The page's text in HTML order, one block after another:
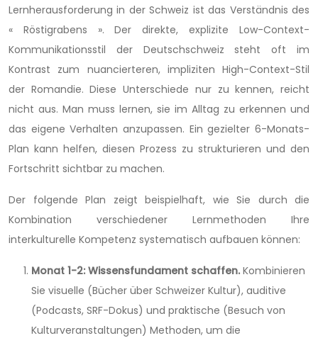
Lernherausforderung in der Schweiz ist das Verständnis des
« Röstigrabens ». Der direkte, explizite Low-Context-
Kommunikationsstil der Deutschschweiz steht oft im
Kontrast zum nuancierteren, impliziten High-Context-Stil
der Romandie. Diese Unterschiede nur zu kennen, reicht
nicht aus. Man muss lernen, sie im Alltag zu erkennen und
das eigene Verhalten anzupassen. Ein gezielter 6-Monats-
Plan kann helfen, diesen Prozess zu strukturieren und den
Fortschritt sichtbar zu machen.
Der folgende Plan zeigt beispielhaft, wie Sie durch die
Kombination verschiedener Lernmethoden Ihre
interkulturelle Kompetenz systematisch aufbauen können:
Monat 1-2: Wissensfundament schaffen. Kombinieren
Sie visuelle (Bücher über Schweizer Kultur), auditive
(Podcasts, SRF-Dokus) und praktische (Besuch von
Kulturveranstaltungen) Methoden, um die